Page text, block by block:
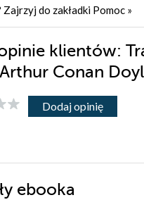
do zakładki Pomoc »
klientów:
Conan
Dodaj opinię
ebooka